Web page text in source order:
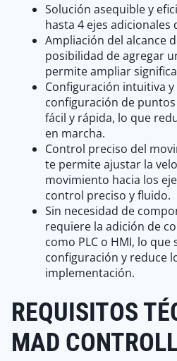
Solución asequible y
hasta 4 ejes
Ampliación del alcance
posibilidad de agregar
permite ampliar
Configuración intuitiva y
configuración de
fácil y rápida, lo que
en marcha.
Control preciso del
te permite ajustar la
movimiento hacia los
control preciso y fluido.
Sin necesidad de
requiere la adición de
como PLC o HMI, lo que
configuración y reduce
implementación.
REQUISITOS
MAD